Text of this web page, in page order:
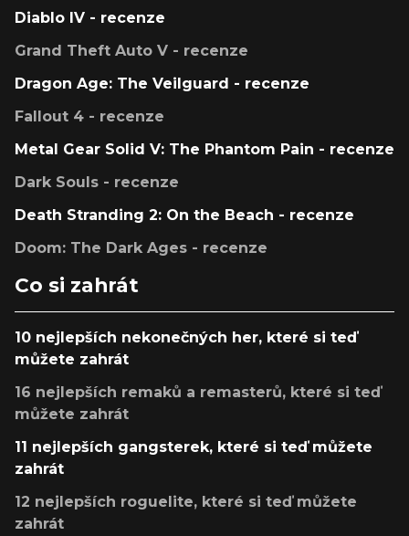
Diablo IV - recenze
Grand Theft Auto V - recenze
Dragon Age: The Veilguard - recenze
Fallout 4 - recenze
Metal Gear Solid V: The Phantom Pain - recenze
Dark Souls - recenze
Death Stranding 2: On the Beach - recenze
Doom: The Dark Ages - recenze
Co si zahrát
10 nejlepších nekonečných her, které si teď
můžete zahrát
16 nejlepších remaků a remasterů, které si teď
můžete zahrát
11 nejlepších gangsterek, které si teď můžete
zahrát
12 nejlepších roguelite, které si teď můžete
zahrát